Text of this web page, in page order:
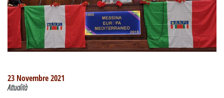
23 Novembre 2021
Attualità